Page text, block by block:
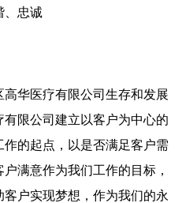
、忠诚
华医疗有限公司生存和发展
限公司建立以客户为中心的
的起点，以是否满足客户需
满意作为我们工作的目标，
户实现梦想，作为我们的永